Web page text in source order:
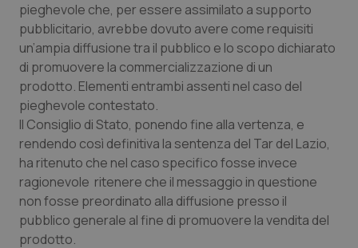
Lombardia
Marche
Molise
Piemonte
Provincia Autonoma di Bolzano
Provincia Autonoma di Trento
Dolore
Donna & Salute
Epatiti
HIV
Infezioni & Febbre
Ipertensione & Scompenso
pieghevole che, per essere assimilato a supporto
pubblicitario, avrebbe dovuto avere come requisiti
un’ampia diffusione tra il pubblico e lo scopo dichiarato
di promuovere la commercializzazione di un
prodotto. Elementi entrambi assenti nel caso del
pieghevole contestato.
Il Consiglio di Stato, ponendo fine alla vertenza, e
rendendo così definitiva la sentenza del Tar del Lazio,
ha ritenuto che nel caso specifico fosse invece
ragionevole ritenere che il messaggio in questione
non fosse preordinato alla diffusione presso il
pubblico generale al fine di promuovere la vendita del
prodotto.